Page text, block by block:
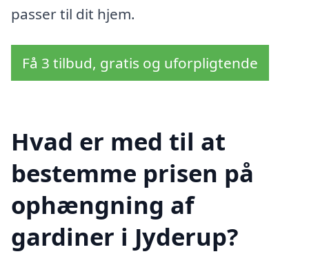
passer til dit hjem.
Få 3 tilbud, gratis og uforpligtende
Hvad er med til at
bestemme prisen på
ophængning af
gardiner i Jyderup?